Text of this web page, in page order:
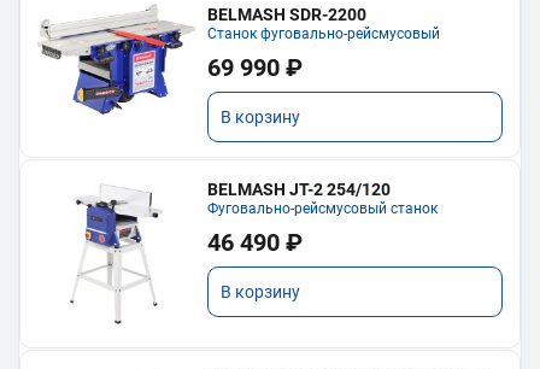
BELMASH SDR-2200
Станок фуговально-рейсмусовый
69 990 ₽
В корзину
BELMASH JT-2 254/120
Фуговально-рейсмусовый станок
46 490 ₽
В корзину